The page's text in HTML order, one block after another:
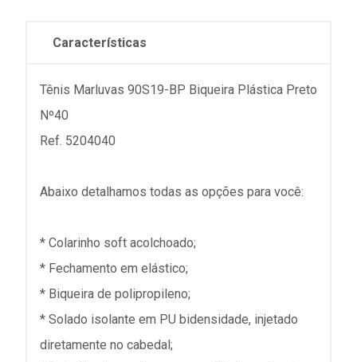
Características
Tênis Marluvas 90S19-BP Biqueira Plástica Preto
Nº40
Ref. 5204040
Abaixo detalhamos todas as opções para você:
* Colarinho soft acolchoado;
* Fechamento em elástico;
* Biqueira de polipropileno;
* Solado isolante em PU bidensidade, injetado
diretamente no cabedal;